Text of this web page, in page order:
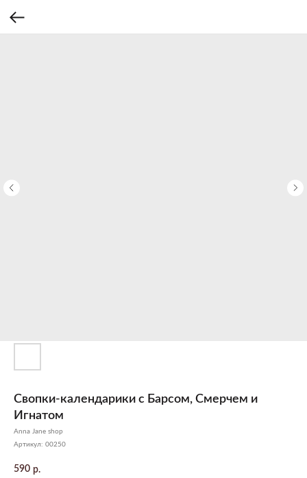
Свопки-календарики с Барсом, Смерчем и
Игнатом
Anna Jane shop
Артикул: 00250
590 р.